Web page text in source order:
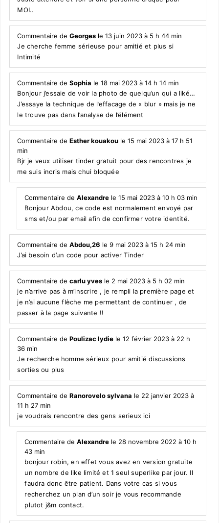
MOI..
Commentaire deGeorges le 13 juin 2023 à 5 h 44 min
Je cherche femme sérieuse pour amitié et plus si
Intimité
Commentaire deSophia le 18 mai 2023 à 14 h 14 min
Bonjour j’essaie de voir la photo de quelqu’un qui a liké…
J’essaye la technique de l’effacage de « blur » mais je ne
le trouve pas dans l’analyse de l’élément
Commentaire deEsther kouakou le 15 mai 2023 à 17 h 51
min
Bjr je veux utiliser tinder gratuit pour des rencontres je
me suis incris mais chui bloquée
Commentaire deAlexandre le 15 mai 2023 à 10 h 03 min
Bonjour Abdou, ce code est normalement envoyé par
sms et/ou par email afin de confirmer votre identité.
Commentaire deAbdou,26 le 9 mai 2023 à 15 h 24 min
J’ai besoin d’un code pour activer Tinder
Commentaire decarlu yves le 2 mai 2023 à 5 h 02 min
je n’arrive pas à m’inscrire , je rempli la première page et
je n’ai aucune flèche me permettant de continuer , de
passer à la page suivante !!
Commentaire dePoulizac lydie le 12 février 2023 à 22 h
36 min
Je recherche homme sérieux pour amitié discussions
sorties ou plus
Commentaire deRanorovelo sylvana le 22 janvier 2023 à
11 h 27 min
je voudrais rencontre des gens serieux ici
Commentaire deAlexandre le 28 novembre 2022 à 10 h
43 min
bonjour robin, en effet vous avez en version gratuite
un nombre de like limité et 1 seul superlike par jour. Il
faudra donc être patient. Dans votre cas si vous
recherchez un plan d’un soir je vous recommande
plutot j&m contact.